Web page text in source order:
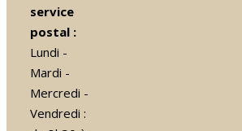
service
postal :
Lundi -
Mardi -
Mercredi -
Vendredi :